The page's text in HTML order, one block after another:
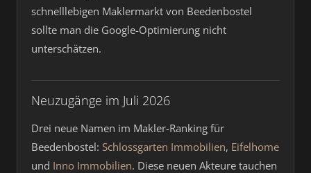
schnelllebigen Maklermarkt von Beedenbostel
sollte man die Google-Optimierung nicht
unterschätzen.
Neuzugänge im Juli 2026
Drei neue Namen im Makler-Ranking für
Beedenbostel: Schlossgarten Immobilien, Eifelhome
und Inno Immobilien. Diese neuen Akteure tauchen